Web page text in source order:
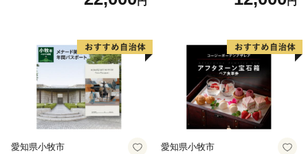
ニュー 好きなだけ コーンス
県 小牧店 小牧市 チケット 送
料無料
ニュー 好きなだけ コーンス
県 小牧店 小牧市 チケット 送
愛知県小牧市 愛知県小牧市